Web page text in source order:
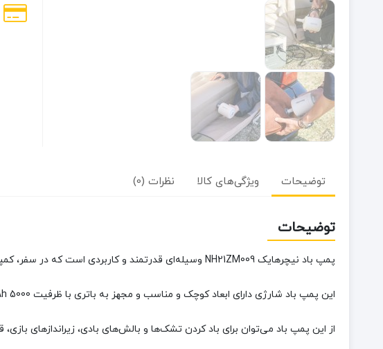
توضیحات ویژگی‌های کالا نظرات (0)
توضیحات
پمپ باد نیچرهایک NH21ZM009 وسیله‌ای قدرتمند و کاربردی است که در سفر، کمپینگ، طبیعت گردی و حتی استفاده روزمره می‌توان از آن استفاده کرد.
این پمپ باد شارژی دارای ابعاد کوچک و مناسب و مجهز به باتری با ظرفیت 5000 mAh بوده که تا 35 دقیه استفاده مستمر را ممکن می‌سازد.
از این پمپ باد می‌توان برای باد کردن تشک‌ها و بالش‌های بادی، زیراندازهای